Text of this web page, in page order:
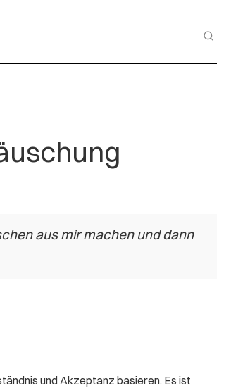
aus mir machen und dann
und Akzeptanz basieren. Es ist